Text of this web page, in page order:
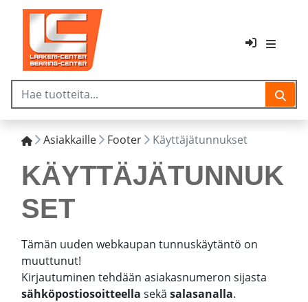
Asiakkaille Footer Käyttäjätunnukset
KÄYTTÄJÄTUNNUK
SET
Tämän uuden webkaupan tunnuskäytäntö on
muuttunut!
Kirjautuminen tehdään asiakasnumeron sijasta
sähköpostiosoitteella sekä salasanalla.